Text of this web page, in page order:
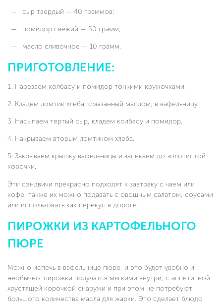
сыр твердый — 40 граммов;
помидор свежий — 50 грамм;
масло сливочное — 10 грамм.
ПРИГОТОВЛЕНИЕ:
Нарезаем колбасу и помидор тонкими кружочками.
Кладем ломтик хлеба, смазанный маслом, в вафельницу.
Насыпаем тертый сыр, кладем колбасу и помидор.
Накрываем вторым ломтиком хлеба.
Закрываем крышку вафельницы и запекаем до золотистой
корочки.
Эти сэндвичи прекрасно подходят к завтраку с чаем или
кофе, также их можно подавать с овощным салатом, соусами
или использовать как перекус в дороге.
ПИРОЖКИ ИЗ КАРТОФЕЛЬНОГО
ПЮРЕ
Можно испечь в вафельнице пюре, и это будет удобно и
необычно: пирожки получатся мягкими внутри, с аппетитной
хрустящей корочкой снаружи и при этом не потребуют
большого количества масла для жарки. Это сделает блюдо